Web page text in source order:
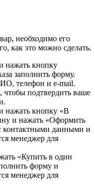
необходимо его
как это можно сделать.
нажать кнопку
заполнить форму.
телефон и e-mail.
чтобы подтвердить ваше
нажать кнопку «В
и нажать «Оформить
контактными данными и
менеджер для
«Купить в один
форму и
менеджер для